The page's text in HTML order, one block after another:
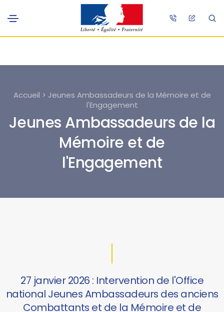
Accueil > Jeunes Ambassadeurs de la Mémoire et de
l'Engagement
Jeunes Ambassadeurs de la
Mémoire et de
l'Engagement
27 janvier 2026 : Intervention de l'Office
national Jeunes Ambassadeurs des anciens
Combattants et de la Mémoire et de